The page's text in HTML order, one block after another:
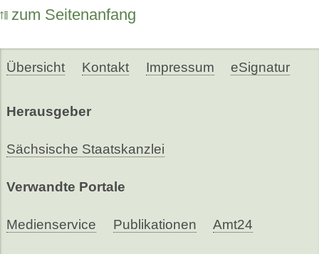
zum Seitenanfang
Übersicht Kontakt Impressum eSignatur
Herausgeber
Sächsische Staatskanzlei
Verwandte Portale
Medienservice Publikationen Amt24